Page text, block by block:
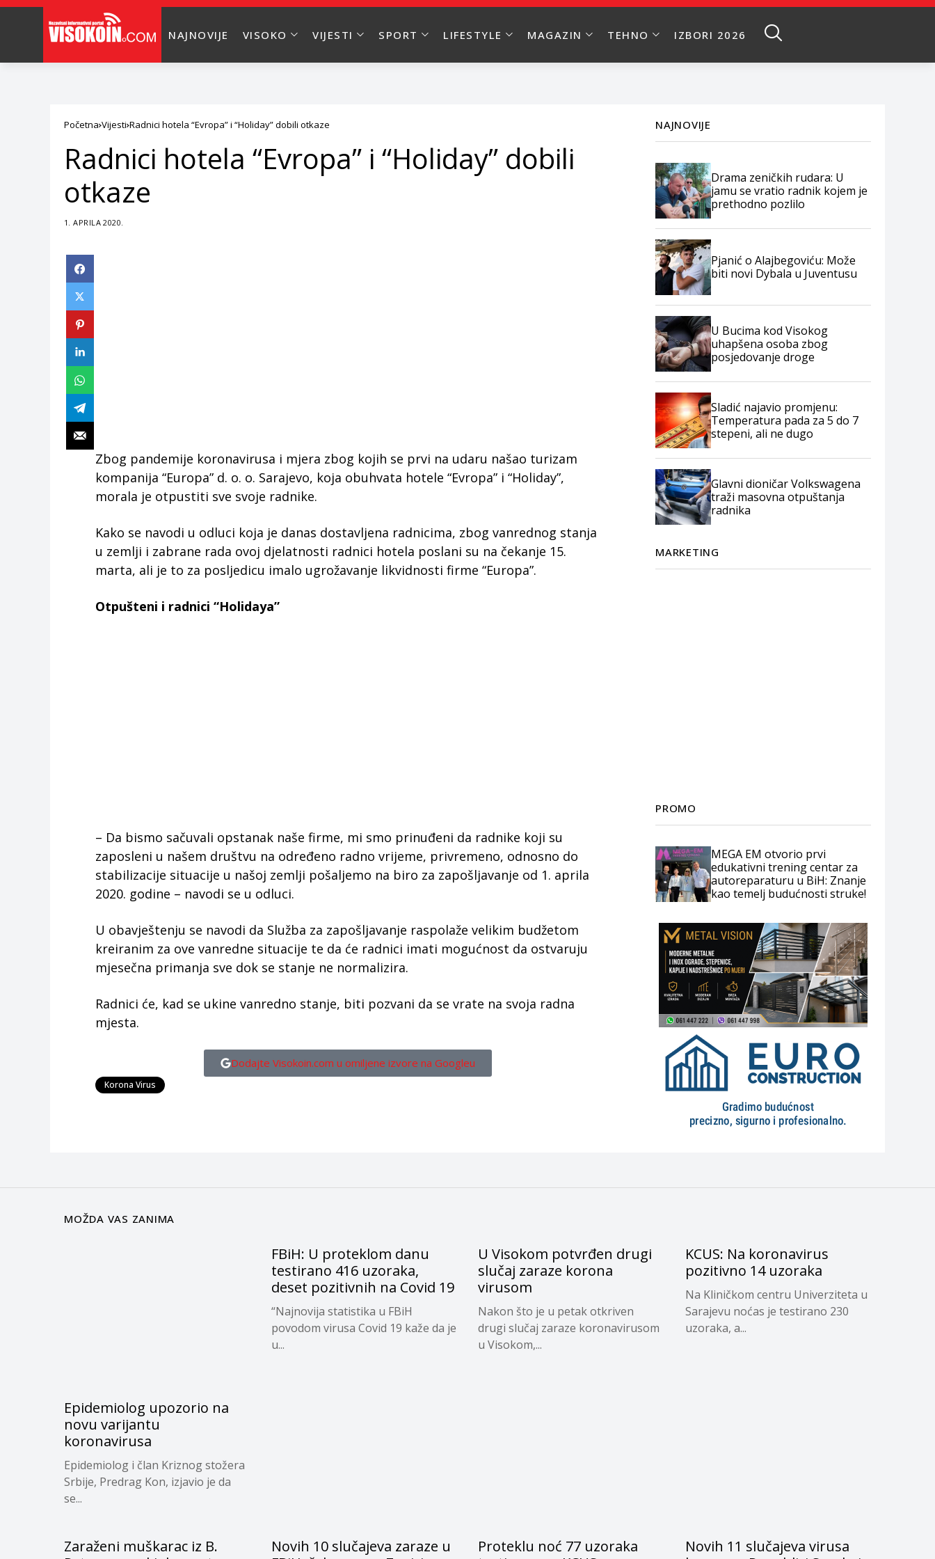
NAJNOVIJE VISOKO VIJESTI SPORT LIFESTYLE MAGAZIN TEHNO IZBORI 2026
Početna Vijesti Radnici hotela “Evropa” i “Holiday” dobili otkaze
Radnici hotela “Evropa” i “Holiday” dobili
otkaze
1. APRILA 2020.
Zbog pandemije koronavirusa i mjera zbog kojih se prvi na udaru našao turizam
kompanija “Europa” d. o. o. Sarajevo, koja obuhvata hotele “Evropa” i “Holiday”,
morala je otpustiti sve svoje radnike.
Kako se navodi u odluci koja je danas dostavljena radnicima, zbog vanrednog stanja
u zemlji i zabrane rada ovoj djelatnosti radnici hotela poslani su na čekanje 15.
marta, ali je to za posljedicu imalo ugrožavanje likvidnosti firme “Europa”.
Otpušteni i radnici “Holidaya”
– Da bismo sačuvali opstanak naše firme, mi smo prinuđeni da radnike koji su
zaposleni u našem društvu na određeno radno vrijeme, privremeno, odnosno do
stabilizacije situacije u našoj zemlji pošaljemo na biro za zapošljavanje od 1. aprila
2020. godine – navodi se u odluci.
U obavještenju se navodi da Služba za zapošljavanje raspolaže velikim budžetom
kreiranim za ove vanredne situacije te da će radnici imati mogućnost da ostvaruju
mjesečna primanja sve dok se stanje ne normalizira.
Radnici će, kad se ukine vanredno stanje, biti pozvani da se vrate na svoja radna
mjesta.
Dodajte Visokoin.com u omiljene izvore na Googleu
Korona Virus
NAJNOVIJE
Drama zeničkih rudara: U
jamu se vratio radnik kojem je
prethodno pozlilo
Pjanić o Alajbegoviću: Može
biti novi Dybala u Juventusu
U Bucima kod Visokog
uhapšena osoba zbog
posjedovanje droge
Sladić najavio promjenu:
Temperatura pada za 5 do 7
stepeni, ali ne dugo
Glavni dioničar Volkswagena
traži masovna otpuštanja
radnika
MARKETING
PROMO
MEGA EM otvorio prvi
edukativni trening centar za
autoreparaturu u BiH: Znanje
kao temelj budućnosti struke!
MOŽDA VAS ZANIMA
Epidemiolog upozorio na
novu varijantu
koronavirusa
Epidemiolog i član Kriznog stožera
Srbije, Predrag Kon, izjavio je da
se...
FBiH: U proteklom danu
testirano 416 uzoraka,
deset pozitivnih na Covid 19
“Najnovija statistika u FBiH
povodom virusa Covid 19 kaže da je
u...
U Visokom potvrđen drugi
slučaj zaraze korona
virusom
Nakon što je u petak otkriven
drugi slučaj zaraze koronavirusom
u Visokom,...
KCUS: Na koronavirus
pozitivno 14 uzoraka
Na Kliničkom centru Univerziteta u
Sarajevu noćas je testirano 230
uzoraka, a...
Zaraženi muškarac iz B.
Novih 10 slučajeva zaraze u
Proteklu noć 77 uzoraka
Novih 11 slučajeva virusa